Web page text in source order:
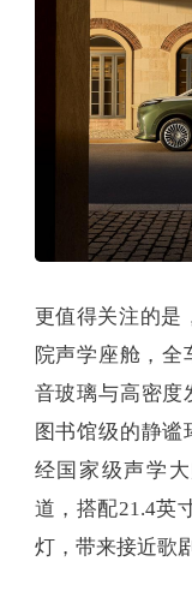
更值得关注的是
院声学座舱，全
音玻璃与高密度
图书馆级的静谧
经国家级声学
道，搭配21.4英
灯，带来接近歌